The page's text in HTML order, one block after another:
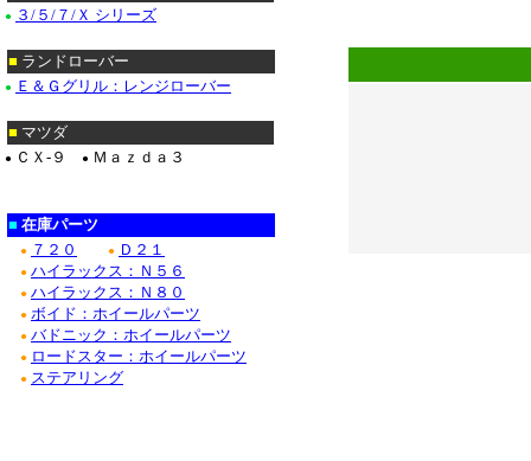
● ３/５/７/Ｘ シリーズ
■ ランドローバー
● Ｅ＆Ｇグリル：レンジローバー
■ マツダ
● ＣＸ-９ ● Ｍａｚｄａ３
■ 在庫パーツ
● ７２０ ● Ｄ２１
● ハイラックス：Ｎ５６
● ハイラックス：Ｎ８０
● ボイド：ホイールパーツ
● バドニック：ホイールパーツ
● ロードスター：ホイールパーツ
● ステアリング